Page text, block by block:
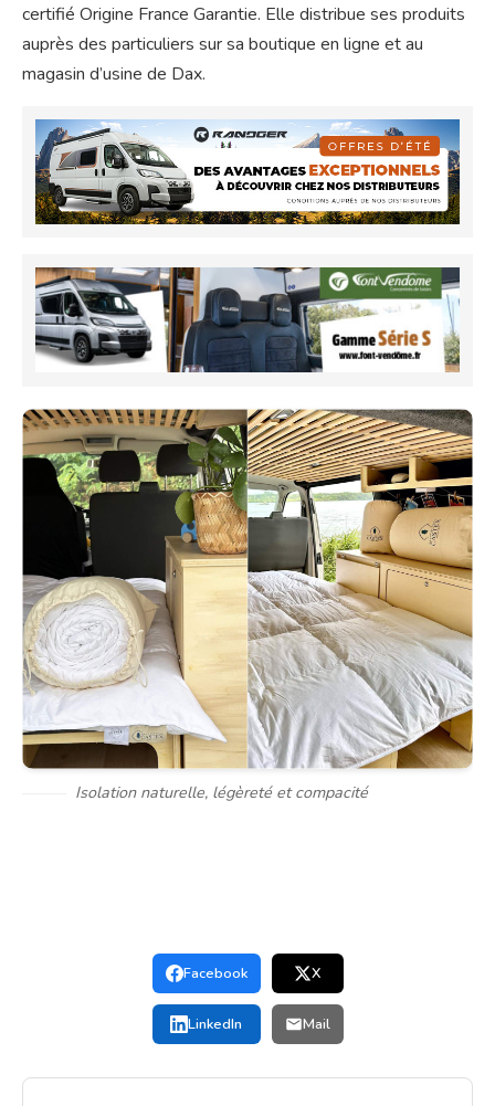
certifié Origine France Garantie. Elle distribue ses produits
auprès des particuliers sur sa boutique en ligne et au
magasin d’usine de Dax.
Isolation naturelle, légèreté et compacité
Facebook X
LinkedIn Mail